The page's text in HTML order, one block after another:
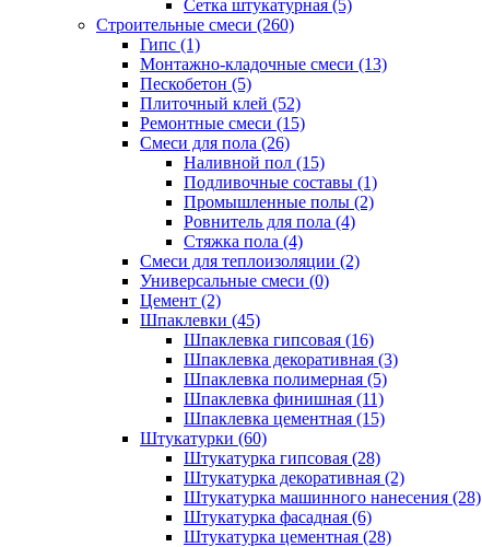
Сетка штукатурная (5)
Строительные смеси (260)
Гипс (1)
Монтажно-кладочные смеси (13)
Пескобетон (5)
Плиточный клей (52)
Ремонтные смеси (15)
Смеси для пола (26)
Наливной пол (15)
Подливочные составы (1)
Промышленные полы (2)
Ровнитель для пола (4)
Стяжка пола (4)
Смеси для теплоизоляции (2)
Универсальные смеси (0)
Цемент (2)
Шпаклевки (45)
Шпаклевка гипсовая (16)
Шпаклевка декоративная (3)
Шпаклевка полимерная (5)
Шпаклевка финишная (11)
Шпаклевка цементная (15)
Штукатурки (60)
Штукатурка гипсовая (28)
Штукатурка декоративная (2)
Штукатурка машинного нанесения (28)
Штукатурка фасадная (6)
Штукатурка цементная (28)